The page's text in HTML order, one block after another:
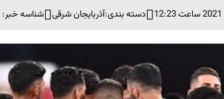
دسته بندی:آذربایجان شرقی شناسه خبر: 4253